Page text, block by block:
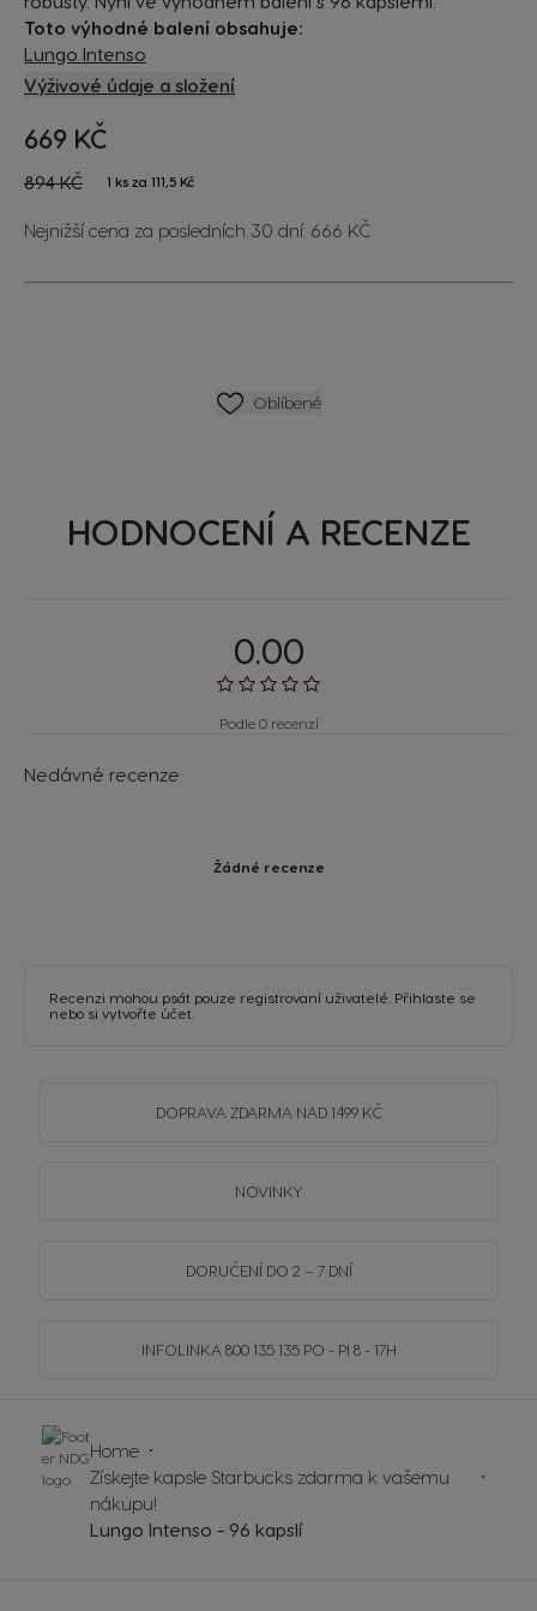
Toto výhodné balení obsahuje:
Lungo Intenso
Výživové údaje a složení
The price depends on the chosen options
Regular Price
894 KČ
669 KČ
1 ks za 111,5 Kč
Nejnižší cena za posledních 30 dní: 666 KČ
SEZNAM PŘÁNÍ
Oblíbené
HODNOCENÍ A RECENZE
0.00
Podle 0 recenzí
Nedávné recenze
Žádné recenze
Recenzi mohou psát pouze registrovaní uživatelé. Přihlaste se
nebo si vytvořte účet
DOPRAVA ZDARMA NAD 1499 KČ
NOVINKY
DORUČENÍ DO 2 – 7 DNÍ
INFOLINKA 800 135 135 PO - PI 8 - 17H
Home
Získejte kapsle Starbucks zdarma k vašemu
nákupu!
Lungo Intenso - 96 kapslí